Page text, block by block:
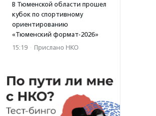
В Тюменской области прошел
кубок по спортивному
ориентированию
«Тюменский формат-2026»
15:19 · Прислано НКО